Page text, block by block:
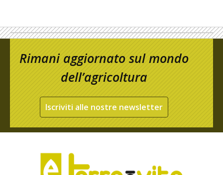
Rimani aggiornato sul mondo
dell’agricoltura
Iscriviti alle nostre newsletter